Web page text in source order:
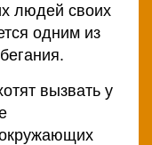
людей своих
одним из
вызвать у
окружающих